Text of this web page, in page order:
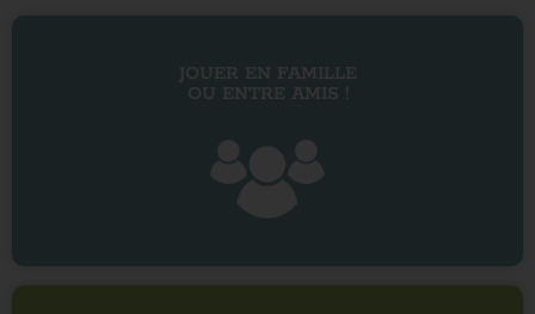
JOUER EN FAMILLE
OU ENTRE AMIS !